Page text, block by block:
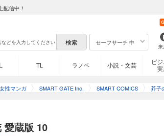
信中！
セーフサーチ 中
TL ラノベ 小説・文芸
ビ
女性マンガ SMART GATE Inc. SMART COMICS 芥子
愛蔵版 10